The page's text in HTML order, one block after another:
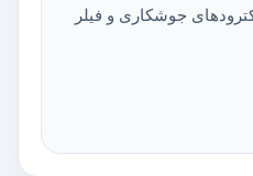
جوشکاری و فیلر